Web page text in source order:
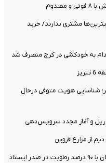
مشتری ندارند/ خرید
شناسایی هویت متوفی درحال
و آغاز مجدد سرویس‌دهی